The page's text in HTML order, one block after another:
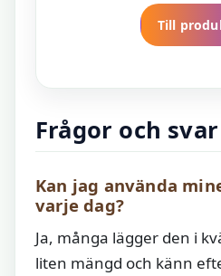
Till
Frågor och svar
Kan jag använda
varje dag?
Ja, många lägger den i
liten mängd och känn